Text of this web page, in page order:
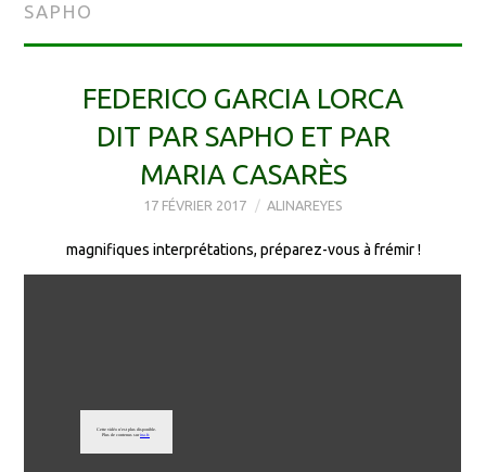
SAPHO
FEDERICO GARCIA LORCA
DIT PAR SAPHO ET PAR
MARIA CASARÈS
17 FÉVRIER 2017 ALINAREYES
magnifiques interprétations, préparez-vous à frémir !